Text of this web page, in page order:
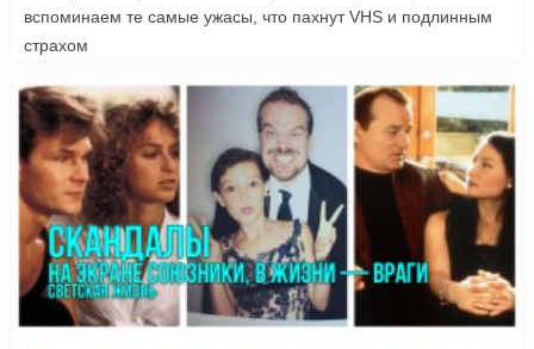
вспоминаем те самые ужасы, что пахнут VHS и подлинным
страхом